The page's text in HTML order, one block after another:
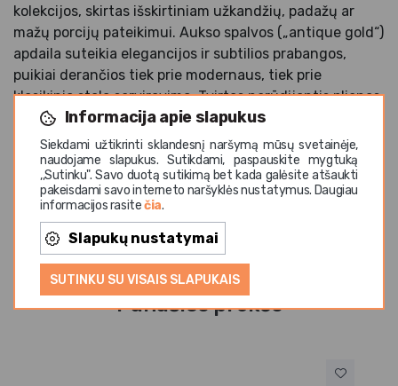
Informacija apie slapukus
Siekdami užtikrinti sklandesnį naršymą mūsų svetainėje,
naudojame slapukus. Sutikdami, paspauskite mygtuką
,,Sutinku". Savo duotą sutikimą bet kada galėsite atšaukti
pakeisdami savo interneto naršyklės nustatymus. Daugiau
informacijos rasitečia.
Slapukų nustatymai
SUTINKU SU VISAIS SLAPUKAIS
kolekcijos, skirtas išskirtiniam užkandžių, padažų ar
mažų porcijų pateikimui. Aukso spalvos („antique gold“)
apdaila suteikia elegancijos ir subtilios prabangos,
puikiai derančios tiek prie modernaus, tiek prie
klasikinio stalo serviravimo. Tvirtas nerūdijantis plienas
užtikrina ilgaamžiškumą ir atsparumą intensyviam
naudojimui, todėl šis dubuo idealiai tinka tiek namams,
tiek profesionaliaiHoReCaaplinkai – restoranams,
kavinėms ar viešbučiams.
Panašios prekės